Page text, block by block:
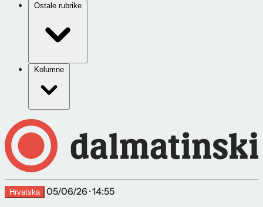
Ostale rubrike
Kolumne
Hrvatska 05/06/26 · 14:55